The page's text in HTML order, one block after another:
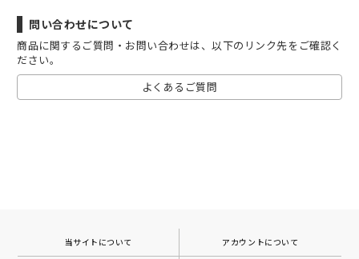
問い合わせについて
商品に関するご質問・お問い合わせは、以下のリンク先をご確認く
ださい。
よくあるご質問
当サイトについて アカウントについて